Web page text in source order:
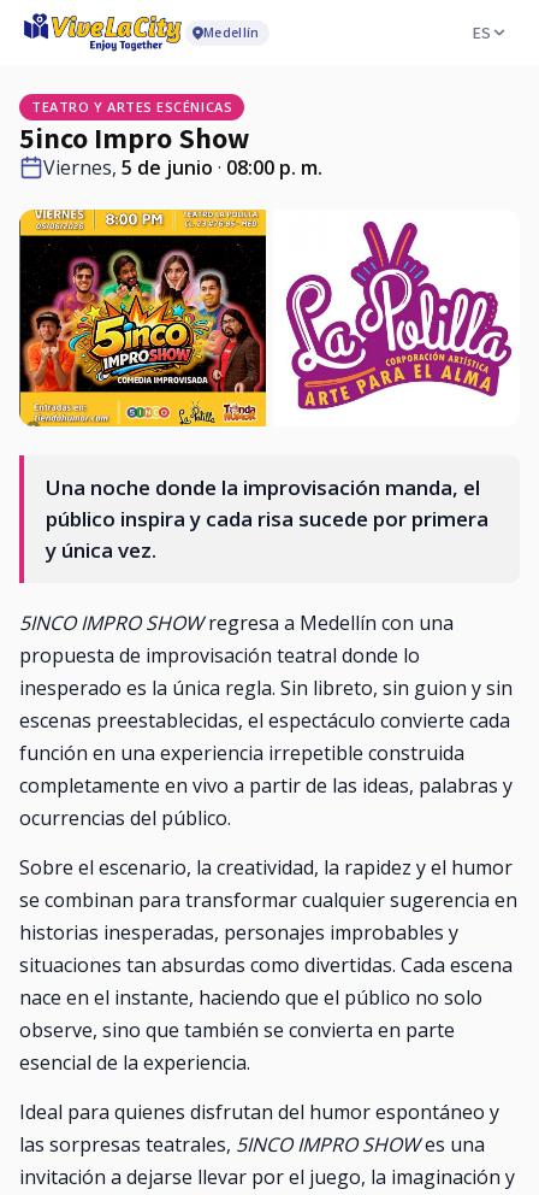
Medellín ES
TEATRO Y ARTES ESCÉNICAS
5inco Impro Show
Viernes, 5 de junio · 08:00 p. m.
Una noche donde la improvisación manda, el
público inspira y cada risa sucede por primera
y única vez.
5INCO IMPRO SHOWregresa a Medellín con una
propuesta de improvisación teatral donde lo
inesperado es la única regla. Sin libreto, sin guion y sin
escenas preestablecidas, el espectáculo convierte cada
función en una experiencia irrepetible construida
completamente en vivo a partir de las ideas, palabras y
ocurrencias del público.
Sobre el escenario, la creatividad, la rapidez y el humor
se combinan para transformar cualquier sugerencia en
historias inesperadas, personajes improbables y
situaciones tan absurdas como divertidas. Cada escena
nace en el instante, haciendo que el público no solo
observe, sino que también se convierta en parte
esencial de la experiencia.
Ideal para quienes disfrutan del humor espontáneo y
las sorpresas teatrales, 5INCO IMPRO SHOWes una
invitación a dejarse llevar por el juego, la imaginación y